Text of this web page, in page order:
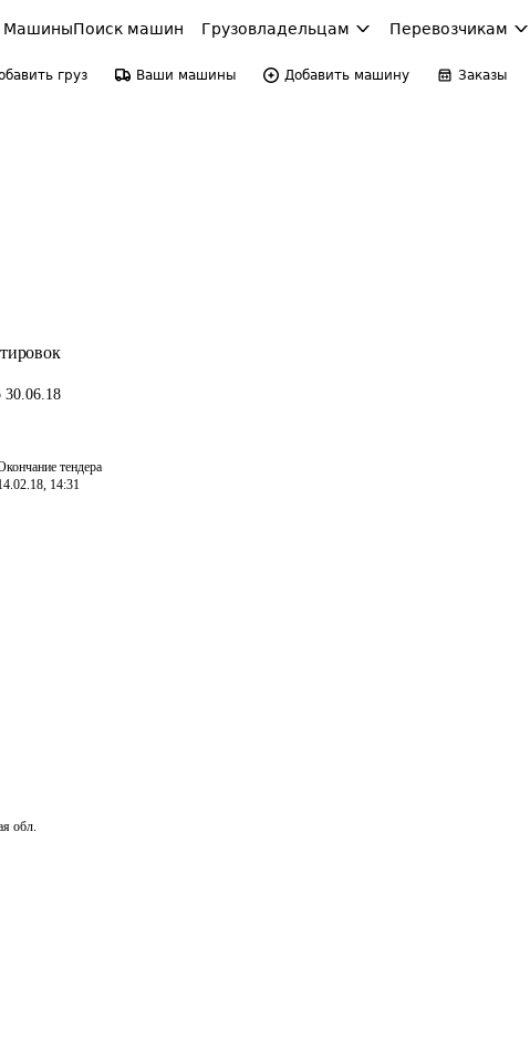
МашиныПоиск машин Грузовладельцам Перевозчикам
груз Ваши машины Добавить машину Заказы
30.06.18
тендера
14:31
обл.